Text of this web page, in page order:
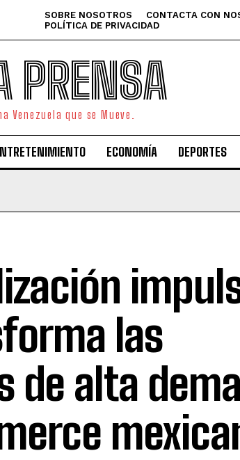
SOBRE NOSOTROS CONTACTA CON
POLÍTICA DE PRIVACIDAD
PRENSA
Venezuela que se Mueve.
ECONOMÍA DEPORTES
las
de alta